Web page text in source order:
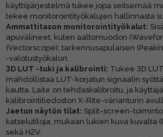
käyttöjärjestelmä tukee jopa seitsemää
tekee monitorointityökalujen hallinnasta
Ammattitason monitorointityökalut:
apuvälineet, kuten aaltomuodon
(Vectorscope), tarkennusapulaisen
-valotustyökalun.
3D LUT -tuki ja kalibrointi: Tukee 3D
mahdollistaa LUT-korjatun signaalin
kautta. Laite on tehdaskalibroitu, ja
kalibrointitiedoston X-Rite-värianturin
Jaetun näytön tilat: Split-screen-
katselutiloja, mukaan lukien kuva kuvalta
sekä H2V.